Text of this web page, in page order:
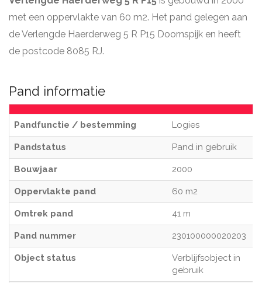
met een oppervlakte van 60 m2. Het pand gelegen aan
de Verlengde Haerderweg 5 R P15 Doornspijk en heeft
de postcode 8085 RJ.
Pand informatie
Pandfunctie / bestemming Logies
Pandstatus Pand in gebruik
Bouwjaar 2000
Oppervlakte pand 60 m2
Omtrek pand 41 m
Pand nummer 230100000020203
Object status
Verblijfsobject in
gebruik